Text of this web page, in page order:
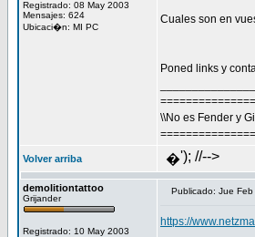
Registrado: 08 May 2003
Mensajes: 624
Ubicaci�n: MI PC
Cuales son en
Poned links y
\\No es Fender y
Volver arriba �'); //-->
demolitiontattoo
Grijander
Registrado: 10 May 2003
Publicado: Jue
https://